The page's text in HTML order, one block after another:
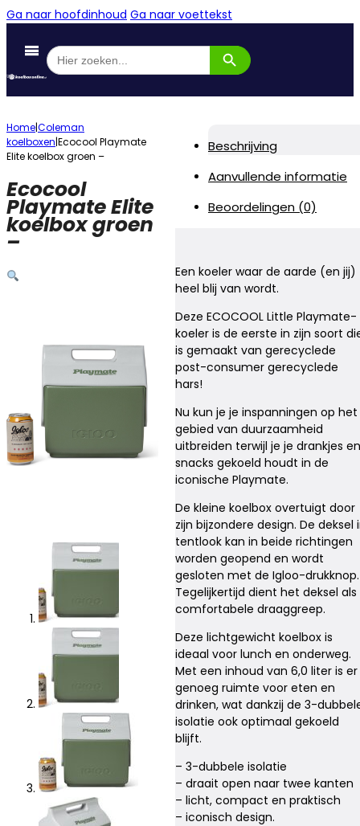
Ga naar hoofdinhoud Ga naar voettekst
Zoek
naar:
Zoekknop
Home|Coleman
koelboxen|Ecocool Playmate
Elite koelbox groen –
Ecocool
Playmate Elite
koelbox groen
–
Beschrijving
Aanvullende informatie
Beoordelingen (0)
Een koeler waar de aarde (en jij)
heel blij van wordt.
Deze ECOCOOL Little Playmate-
koeler is de eerste in zijn soort
is gemaakt van gerecyclede
post-consumer gerecyclede
hars!
Nu kun je je inspanningen op het
gebied van duurzaamheid
uitbreiden terwijl je je drankjes en
snacks gekoeld houdt in de
iconische Playmate.
De kleine koelbox overtuigt door
zijn bijzondere design. De deksel
tentlook kan in beide richtingen
worden geopend en wordt
gesloten met de Igloo-drukknop.
Tegelijkertijd dient het deksel als
comfortabele draaggreep.
Deze lichtgewicht koelbox is
ideaal voor lunch en onderweg.
Met een inhoud van 6,0 liter is er
genoeg ruimte voor eten en
drinken, wat dankzij de 3-
isolatie ook optimaal gekoeld
blijft.
– 3-dubbele isolatie
– draait open naar twee kanten
– licht, compact en praktisch
– iconisch design.